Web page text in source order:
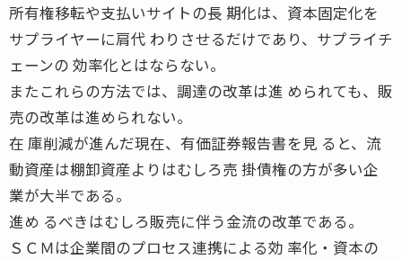
所有権移転や支払いサイトの長 期化は、資本固定化を
サプライヤーに肩代 わりさせるだけであり、サプライチ
ェーンの 効率化とはならない。
またこれらの方法では、調達の改革は進 められても、販
売の改革は進められない。
在 庫削減が進んだ現在、有価証券報告書を見 ると、流
動資産は棚卸資産よりはむしろ売 掛債権の方が多い企
業が大半である。
進め るべきはむしろ販売に伴う金流の改革である。
ＳＣＭは企業間のプロセス連携による効 率化・資本の